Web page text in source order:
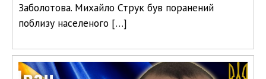
Заболотова. Михайло Струк був поранений
поблизу населеного […]